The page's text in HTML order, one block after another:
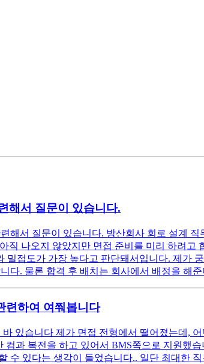
해서 질문이 있습니다.
해서 질문이 있습니다. 방산회사 회로 설계
직 나오지 않았지만 면접 준비를 미리 하려
밀접도가 가장 높다고 판단돼서입니다. 제가
다. 물론 합격 후 배치는 회사에서 배정을 해
련하여 여쭤봅니다
있습니다 제가 면접 전형에서 떨어졌는데,
과 복전을 하고 있어서 BMS쪽으로 지원했
수 있다는 생각이 들었습니다.. 일단 최대한